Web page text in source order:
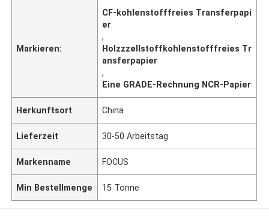
Markieren:
CF-kohlenstofffreies Transferpapi
er
,
Holzzzellstoffkohlenstofffreies Tr
ansferpapier
,
Eine GRADE-Rechnung NCR-Papier
Herkunftsort China
Lieferzeit 30-50 Arbeitstag
Markenname FOCUS
Min Bestellmenge 15 Tonne